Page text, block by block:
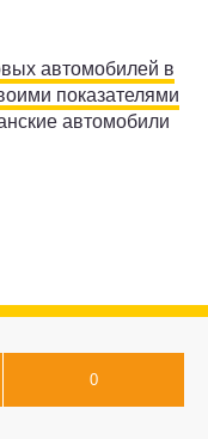
автомобилей в
показателями
автомобили
0